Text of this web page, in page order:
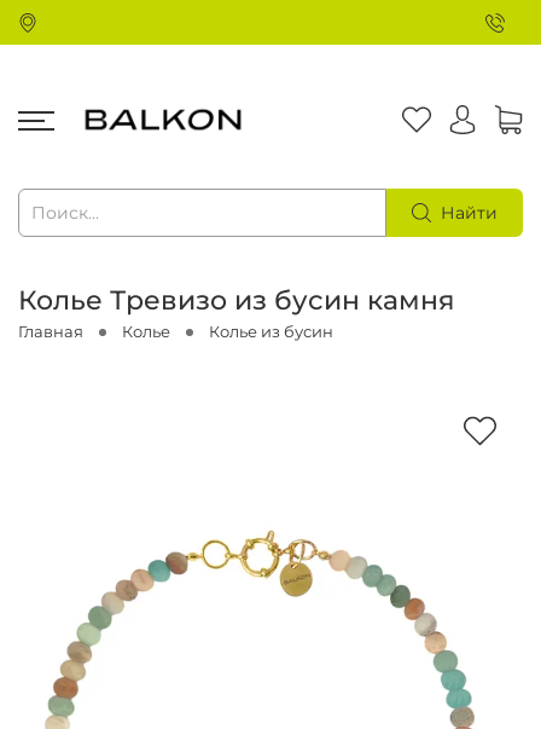
Найти
Колье Тревизо из бусин камня
Главная Колье Колье из бусин